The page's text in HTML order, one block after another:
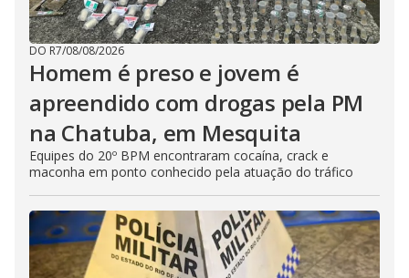
DO R7/08/08/2026
Homem é preso e jovem é
apreendido com drogas pela PM
na Chatuba, em Mesquita
Equipes do 20º BPM encontraram cocaína, crack e
maconha em ponto conhecido pela atuação do tráfico